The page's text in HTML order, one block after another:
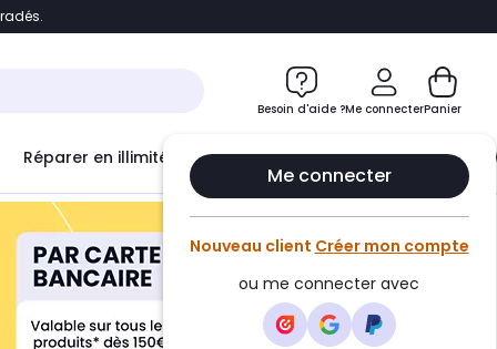
Besoin d'aide ?Me connecter
Me connecter
Nouveau client Créer mon compte
ou me connecter avec
Panier
Réparer en illimité avec Le Club Infinity